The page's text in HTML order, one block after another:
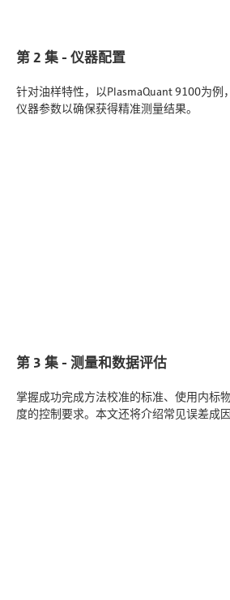
第 2 集 - 仪器配置
针对油样特性，以PlasmaQuant 9100为例
仪器参数以确保获得精准测量结果。
第 3 集 - 测量和数据评估
掌握成功完成方法校准的标准、使用内标
度的控制要求。本文还将介绍常见误差成